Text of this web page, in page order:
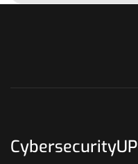
CybersecurityUP